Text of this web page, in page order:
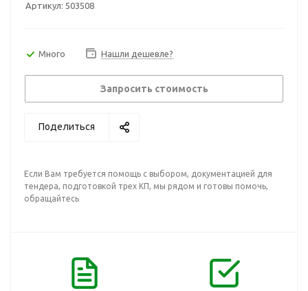
Артикул: 503508
Много Нашли дешевле?
Запросить стоимость
Поделиться
Если Вам требуется помощь с выбором, документацией для
тендера, подготовкой трех КП, мы рядом и готовы помочь,
обращайтесь